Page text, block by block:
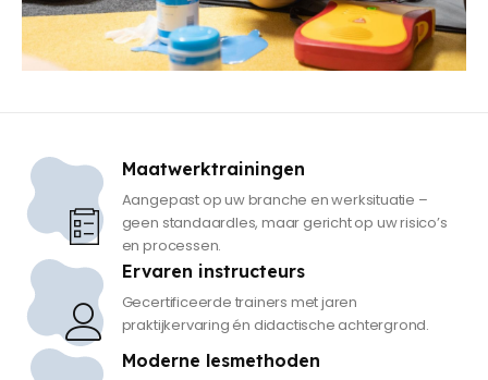
Maatwerktrainingen
Aangepast op uw branche en werksituatie –
geen standaardles, maar gericht op uw risico’s
en processen.
Ervaren instructeurs
Gecertificeerde trainers met jaren
praktijkervaring én didactische achtergrond.
Moderne lesmethoden